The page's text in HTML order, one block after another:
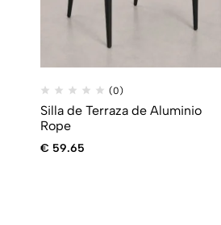
(0)
Silla de Terraza de Aluminio
Rope
€ 59.65